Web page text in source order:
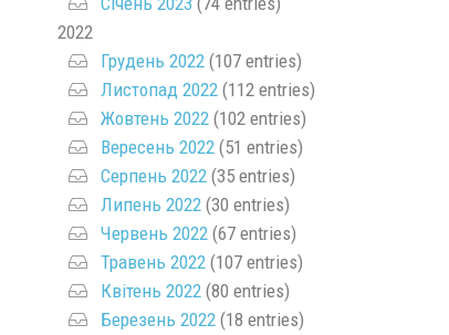
2022
Грудень 2022(107 entries)
Листопад 2022(112 entries)
Жовтень 2022(102 entries)
Вересень 2022(51 entries)
Серпень 2022(35 entries)
Липень 2022(30 entries)
Червень 2022(67 entries)
Травень 2022(107 entries)
Квітень 2022(80 entries)
Березень 2022(18 entries)